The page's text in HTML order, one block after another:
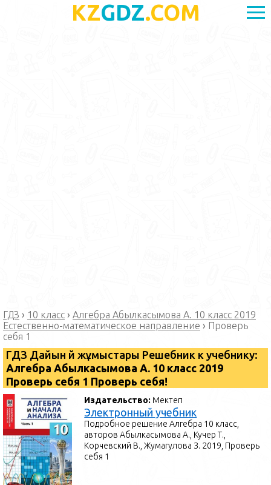
KZGDZ.COM
ГДЗ › 10 класс › Алгебра Абылкасымова А. 10 класс 2019
Естественно-математическое направление › Проверь
себя 1
ГДЗ Дайын үй жұмыстары Решебник к учебнику:
Алгебра Абылкасымова А. 10 класс 2019
Проверь себя 1 Проверь себя!
Издательство: Мектеп
Электронный учебник
Подробное решение Алгебра 10 класс,
авторов Абылкасымова А., Кучер Т.,
Корчевский В., Жумагулова З. 2019, Проверь
себя 1